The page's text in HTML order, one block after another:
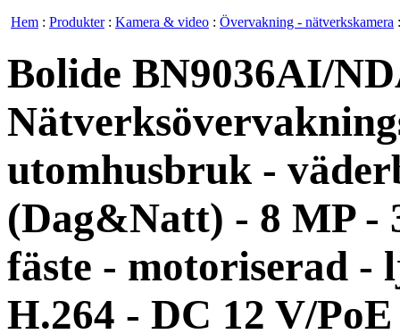
Hem : Produkter: Kamera & video : Övervakning - nätverkskamera
Bolide BN9036AI/
utomhusbruk -
(Dag&Natt) - 8 MP -
fäste - motoriserad -
H.264 - DC 12 V/PoE